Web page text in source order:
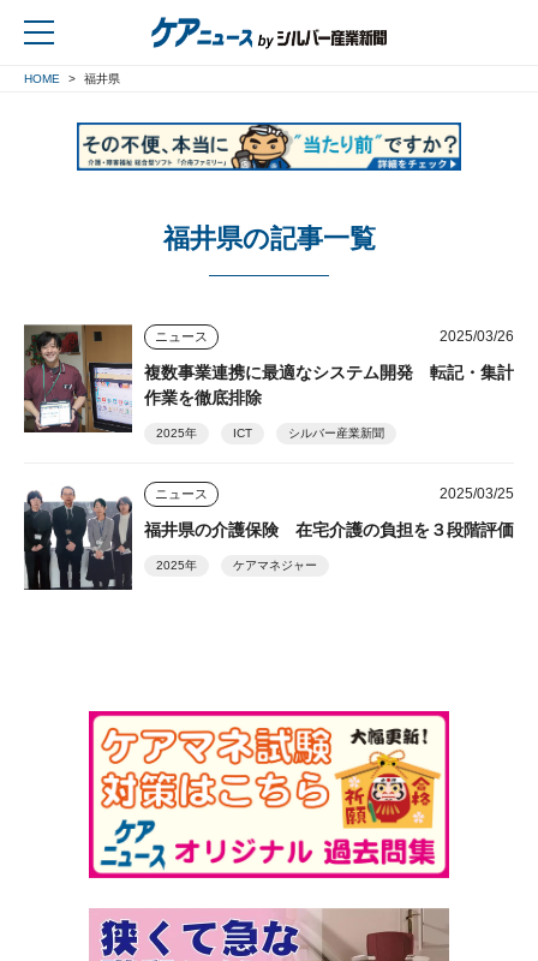
HOME 福井県
福井県の記事一覧
ニュース 2025/03/26
複数事業連携に最適なシステム開発 転記・集計
作業を徹底排除
2025年 ICT シルバー産業新聞
ニュース 2025/03/25
福井県の介護保険 在宅介護の負担を３段階評価
2025年 ケアマネジャー